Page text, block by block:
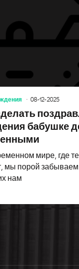
08-12-2025
бабушке
мире, где
мы порой забываем
нам